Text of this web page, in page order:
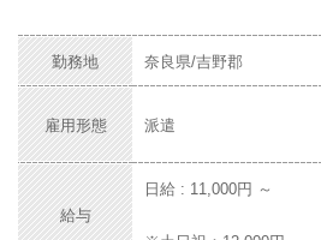
勤務地 奈良県/吉野郡
雇用形態 派遣
給与
日給 : 11,000円 ～